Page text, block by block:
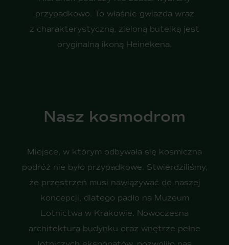
przypadkowo. To właśnie gwiazda wraz
z charakterystyczną, zieloną butelką jest
oryginalną ikoną Heinekena.
Nasz kosmodrom
Miejsce, w którym odbywała się kosmiczna
podróż nie było przypadkowe. Stwierdziliśmy,
że przestrzeń musi nawiązywać do naszej
koncepcji, dlatego padło na Muzeum
Lotnictwa w Krakowie. Nowoczesna
architektura budynku oraz wnętrze pełne